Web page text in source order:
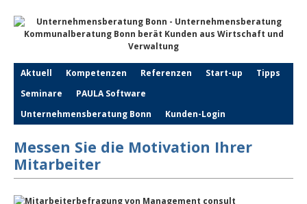
Aktuell Kompetenzen Referenzen Start-up
Tipps
Seminare
PAULA Software
Unternehmensberatung Bonn
Kunden-Login
Messen Sie die Motivation Ihrer
Mitarbeiter